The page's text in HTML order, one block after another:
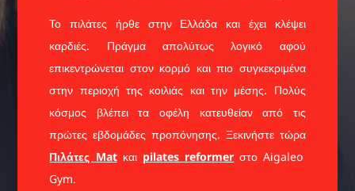
Το πιλάτες ήρθε στην Ελλάδα και έχει κλέψει
καρδιές. Πράγμα απολύτως λογικό αφού
επικεντρώνεται στον κορμό και πιο συγκεκριμένα
στην περιοχή της κοιλιάς και την μέσης. Πολύς
κόσμος βλέπει τα οφέλη κατευθείαν από τις
πρώτες εβδομάδες προπόνησης. Ξεκινήστε τώρα
Πιλάτες Mat και pilates reformer στο Aigaleo
Gym.